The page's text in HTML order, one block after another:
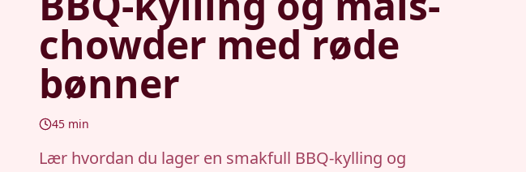
chowder med røde
bønner
45 min
Lær hvordan du lager en smakfull BBQ-kylling og